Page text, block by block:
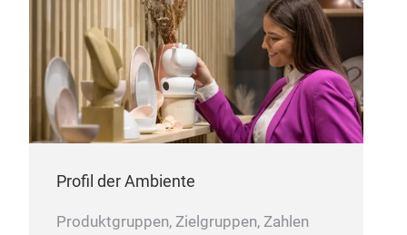
Profil der Ambiente
Produktgruppen, Zielgruppen, Zahlen